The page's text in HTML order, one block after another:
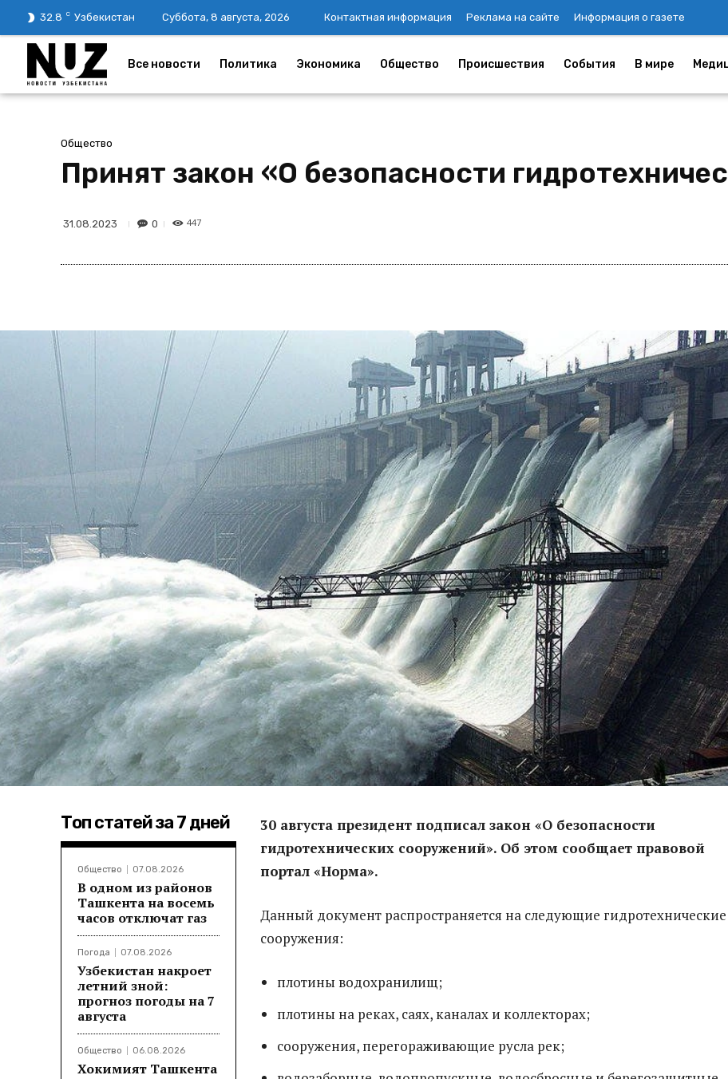
32.8 C Узбекистан Суббота, 8 августа, 2026 Контактная информация Реклама на сайте Информация о газете
Все новости Политика Экономика Общество Происшествия События В мире
Общество
Принят закон «О безопасности
31.08.2023 0 447
Топ статей за 7 дней
Общество 07.08.2026
В одном из районов
Ташкента на восемь
часов отключат газ
Погода 07.08.2026
Узбекистан накроет
летний зной:
прогноз погоды на 7
августа
Общество 06.08.2026
Хокимият Ташкента
30 августа президент подписал закон «О безопасности
гидротехнических сооружений». Об этом сообщает правовой
портал «Норма».
Данный документ распространяется на следующие гидротехнические
сооружения:
плотины водохранилищ;
плотины на реках, саях, каналах и коллекторах;
сооружения, перегораживающие русла рек;